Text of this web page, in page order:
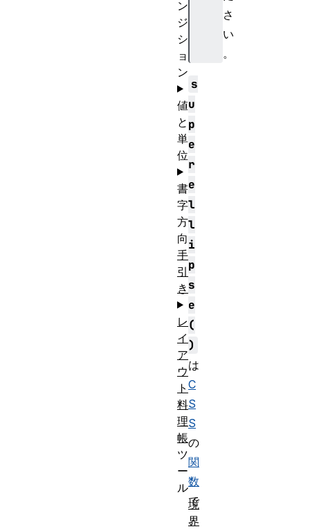
さ
い
。
s
u
p
e
r
e
l
l
i
p
s
e
(
)
は
C
S
S
の
関
数
で
、
ン
ジ
シ
ョ
ン
値
と
単
位
書
字
方
向
手
引
き
レ
イ
ア
ウ
ト
料
理
帳
ツ
ー
ル
境
界